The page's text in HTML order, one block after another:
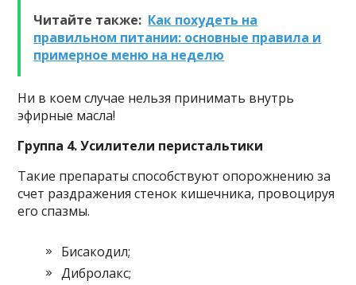
Читайте также: Как похудеть на
правильном питании: основные правила и
примерное меню на неделю
Ни в коем случае нельзя принимать внутрь
эфирные масла!
Группа 4. Усилители перистальтики
Такие препараты способствуют опорожнению за
счет раздражения стенок кишечника, провоцируя
его спазмы.
Бисакодил;
Дибролакс;